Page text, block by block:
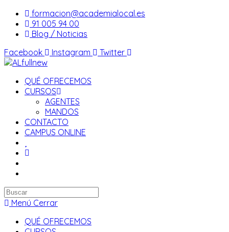
Saltar
contenido
formacion@academialocal.es
91 005 94 00
Blog / Noticias
Facebook
Instagram Twitter
QUÉ OFRECEMOS
CURSOS
AGENTES
MANDOS
CONTACTO
CAMPUS ONLINE
Buscar
en
web
Menú Cerrar
QUÉ OFRECEMOS